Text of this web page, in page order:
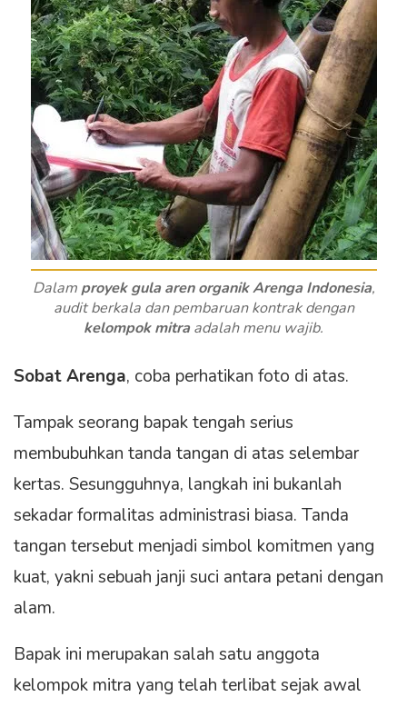
Dalam proyek gula aren organik Arenga Indonesia,
audit berkala dan pembaruan kontrak dengan
kelompok mitra adalah menu wajib.
Sobat Arenga, coba perhatikan foto di atas.
Tampak seorang bapak tengah serius
membubuhkan tanda tangan di atas selembar
kertas. Sesungguhnya, langkah ini bukanlah
sekadar formalitas administrasi biasa. Tanda
tangan tersebut menjadi simbol komitmen yang
kuat, yakni sebuah janji suci antara petani dengan
alam.
Bapak ini merupakan salah satu anggota
kelompok mitra yang telah terlibat sejak awal